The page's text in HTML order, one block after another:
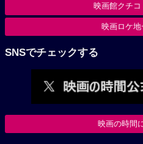
映画館クチ
映画ロケ
SNSでチェックする
映画の時間